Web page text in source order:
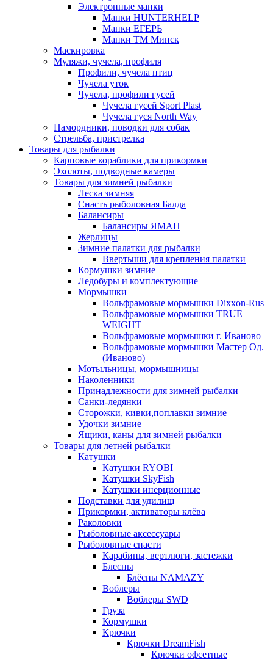
Электронные манки
Манки HUNTERHELP
Манки ЕГЕРЬ
Манки ТМ Минск
Маскировка
Муляжи, чучела, профиля
Профили, чучела птиц
Чучела уток
Чучела, профили гусей
Чучела гусей Sport Plast
Чучела гуся North Way
Намордники, поводки для собак
Стрельба, пристрелка
Товары для рыбалки
Карповые кораблики для прикормки
Эхолоты, подводные камеры
Товары для зимней рыбалки
Леска зимняя
Снасть рыболовная Балда
Балансиры
Балансиры ЯМАН
Жерлицы
Зимние палатки для рыбалки
Ввертыши для крепления палатки
Кормушки зимние
Ледобуры и комплектующие
Мормышки
Вольфрамовые мормышки Dixxon-Rus
Вольфрамовые мормышки TRUE
WEIGHT
Вольфрамовые мормышки г. Иваново
Вольфрамовые мормышки Мастер Од.
(Иваново)
Мотыльницы, мормышницы
Наколенники
Принадлежности для зимней рыбалки
Санки-ледянки
Сторожки, кивки,поплавки зимние
Удочки зимние
Ящики, каны для зимней рыбалки
Товары для летней рыбалки
Катушки
Катушки RYOBI
Катушки SkyFish
Катушки инерционные
Подставки для удилищ
Прикормки, активаторы клёва
Раколовки
Рыболовные аксессуары
Рыболовные снасти
Карабины, вертлюги, застежки
Блесны
Блёсны NAMAZY
Воблеры
Воблеры SWD
Груза
Кормушки
Крючки
Крючки DreamFish
Крючки офсетные